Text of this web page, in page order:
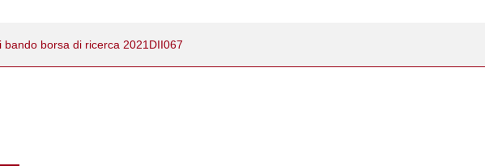
bando borsa di ricerca 2021DII067